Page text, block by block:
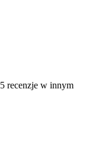
recenzje w innym